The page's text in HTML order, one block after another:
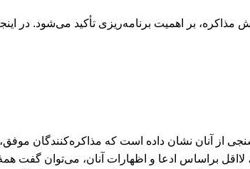
بر اهمیت برنامه‌ریزی تأکید می‌شود. در
از آنان نشان داده است که مذاکره‌کنندگان موفق،
براساس ادعا و اظهارات آنان، می‌توان گفت